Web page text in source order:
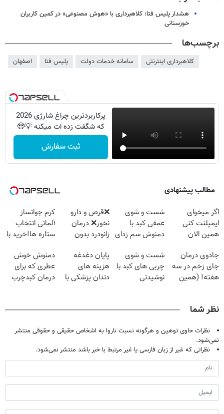
هشدار پلیس فتا: کلاهبرداری با «هوش مصنوعی» در کمین کاربران
خوزستانی
برچسب‌ها
کلاهبرداری اینترنتی سامانه خدمات دولت پلیس فتا اصفهان
پرکاربردترین چراغ شارژی 2026
که شگفت زده ات میکنه 💡😍
ثبت سفارش
مطالب پیشنهادی
اگر میخوای
ایمپلنت کنی
همین الان
۲۵ میلیون
تومان!!!
شست و شوی
عمقی کبد با
دمنوش سم زدای
❌قرص‌ و دارو
نخور❌ درمان
زانودرد بدون
کرم جوانساز
آلمانی انتخاب
ستاره ها!خرید با
جادوی درمان
جای زخم در سه
هفته! (همین
شست و شوی
چربی های کبد با
نوشیدنی
پایان دغدغه
هزینه های
دندان پزشکی با
دمنوش خوش
عطری که برای
درمان کبدچرب
نظر شما
نظرات حاوی توهین و هرگونه نسبت ناروا به اشخاص حقیقی و حقوقی منتشر
نمی‌شود.
نظراتی که غیر از زبان فارسی یا غیر مرتبط با خبر باشد منتشر نمی‌شود.